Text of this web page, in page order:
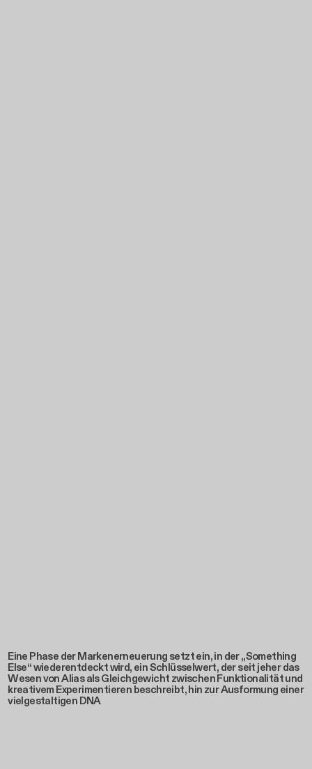
Eine Phase der Markenerneuerung setzt ein, in der „Something
Else“ wiederentdeckt wird, ein Schlüsselwert, der seit jeher das
Wesen von Alias als Gleichgewicht zwischen Funktionalität und
kreativem Experimentieren beschreibt, hin zur Ausformung einer
vielgestaltigen DNA